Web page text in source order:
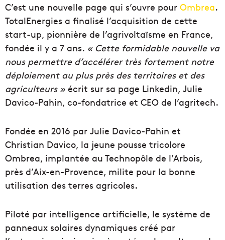
C’est une nouvelle page qui s’ouvre pour Ombrea.
TotalEnergies a finalisé l’acquisition de cette
start-up, pionnière de l’agrivoltaïsme en France,
fondée il y a 7 ans. « Cette formidable nouvelle va
nous permettre d’accélérer très fortement notre
déploiement au plus près des territoires et des
agriculteurs » écrit sur sa page Linkedin, Julie
Davico-Pahin, co-fondatrice et CEO de l’agritech.
Fondée en 2016 par Julie Davico-Pahin et
Christian Davico, la jeune pousse tricolore
Ombrea, implantée au Technopôle de l’Arbois,
près d’Aix-en-Provence, milite pour la bonne
utilisation des terres agricoles.
Piloté par intelligence artificielle, le système de
panneaux solaires dynamiques créé par